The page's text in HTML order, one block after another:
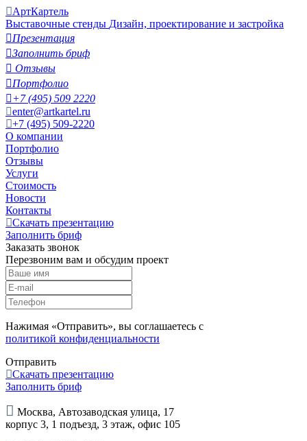
АртКартель
Выставочные стенды Дизайн, проектирование и застройка
Презентация
Заполнить бриф
 Отзывы
Портфолио
+7 (495) 509 2220
enter@artkartel.ru
+7 (495) 509-2220
О компании
Портфолио
Отзывы
Услуги
Стоимость
Новости
Контакты
Скачать презентацию
Заполнить бриф
Заказать звонок
Перезвоним вам и обсудим проект
Нажимая «Отправить», вы соглашаетесь с
политикой конфиденциальности
Отправить
Скачать презентацию
Заполнить бриф
Москва, Автозаводская улица, 17
корпус 3, 1 подъезд, 3 этаж, офис 105